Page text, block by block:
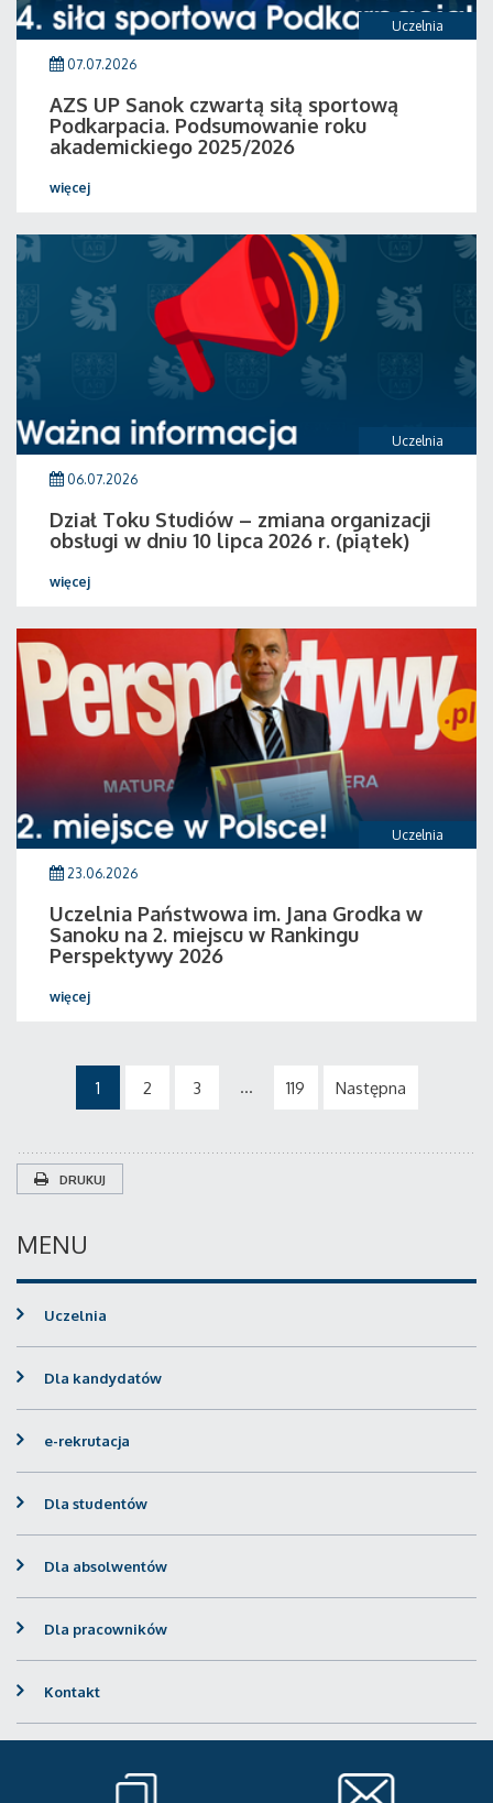
Uczelnia
07.07.2026
AZS UP Sanok czwartą siłą sportową
Podkarpacia. Podsumowanie roku
akademickiego 2025/2026
więcej
Uczelnia
06.07.2026
Dział Toku Studiów – zmiana organizacji
obsługi w dniu 10 lipca 2026 r. (piątek)
więcej
Uczelnia
23.06.2026
Uczelnia Państwowa im. Jana Grodka w
Sanoku na 2. miejscu w Rankingu
Perspektywy 2026
więcej
1 2 3 ... 119 Następna
DRUKUJ
MENU
Uczelnia
Dla kandydatów
e-rekrutacja
Dla studentów
Dla absolwentów
Dla pracowników
Kontakt